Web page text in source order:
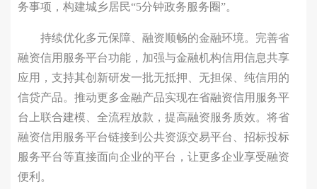
务事项，构建城乡居民“5分钟政务服务圈”。
持续优化多元保障、融资顺畅的金融环境。完善省
融资信用服务平台功能，加强与金融机构信用信息共享
应用，支持其创新研发一批无抵押、无担保、纯信用的
信贷产品。推动更多金融产品实现在省融资信用服务平
台上联合建模、全流程放款，提高融资服务质效。将省
融资信用服务平台链接到公共资源交易平台、招标投标
服务平台等直接面向企业的平台，让更多企业享受融资
便利。